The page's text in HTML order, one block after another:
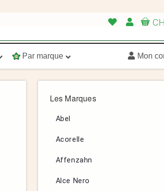
Par marque Mon
Les Marques
Abel
Acorelle
Affenzahn
Alce Nero